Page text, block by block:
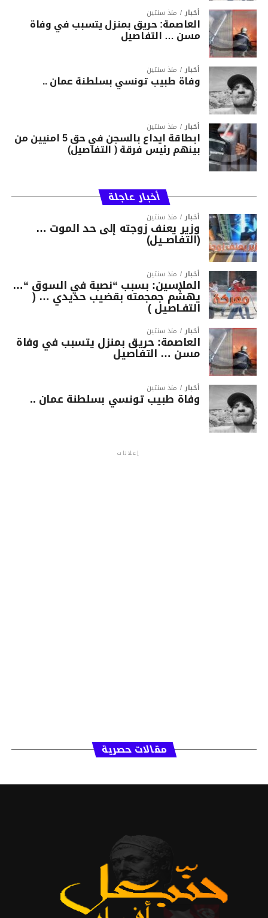
أخبار منذ سنتين
العاصمة: حريق بمنزل يتسبب في وفاة
مسن … التفاصيل
أخبار منذ سنتين
وفاة طبيب تونسي بسلطنة عمان ..
أخبار منذ سنتين
ابطاقة ايداع بالسجن في حق 5 امنيين من
بينهم رئيس فرقة ( التفاصيل)
أخبار عاجلة
أخبار منذ سنتين
وزير يعنف زوجته إلى حد الموت …
(التفاصــيل)
أخبار منذ سنتين
الملاسين: بسبب “نصبة في السوق “…
يهشّم جمجمته بقضيب حديدي … (
التفـاصيل )
أخبار منذ سنتين
العاصمة: حريق بمنزل يتسبب في وفاة
مسن … التفاصيل
أخبار منذ سنتين
وفاة طبيب تونسي بسلطنة عمان ..
إعلانات
مقالات حصرية